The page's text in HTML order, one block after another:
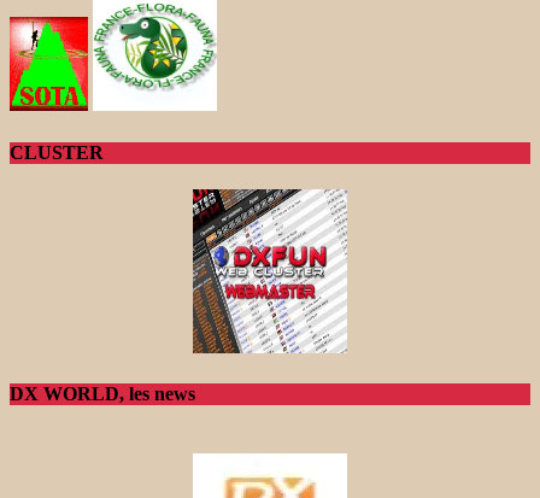
CLUSTER
DX WORLD, les news